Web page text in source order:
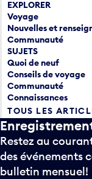
EXPLORER
Voyage
Nouvelles et
Communauté
SUJETS
Quoi de neuf
Conseils de voyage
Communauté
Connaissances
TOUS LES
Restez au
des événements
bulletin mensuel!